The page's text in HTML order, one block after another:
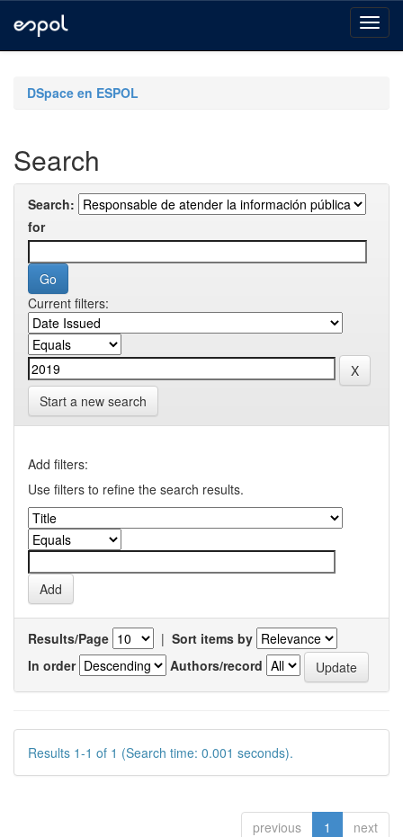
navigationDSpace en ESPOL
Search
Search:
for
Current filters:
Start a new search
Add filters:
Use filters to refine the search results.
Results/Page | Sort items by
In order
Authors/record
Results 1-1 of 1 (Search time: 0.001 seconds).
previous 1 next